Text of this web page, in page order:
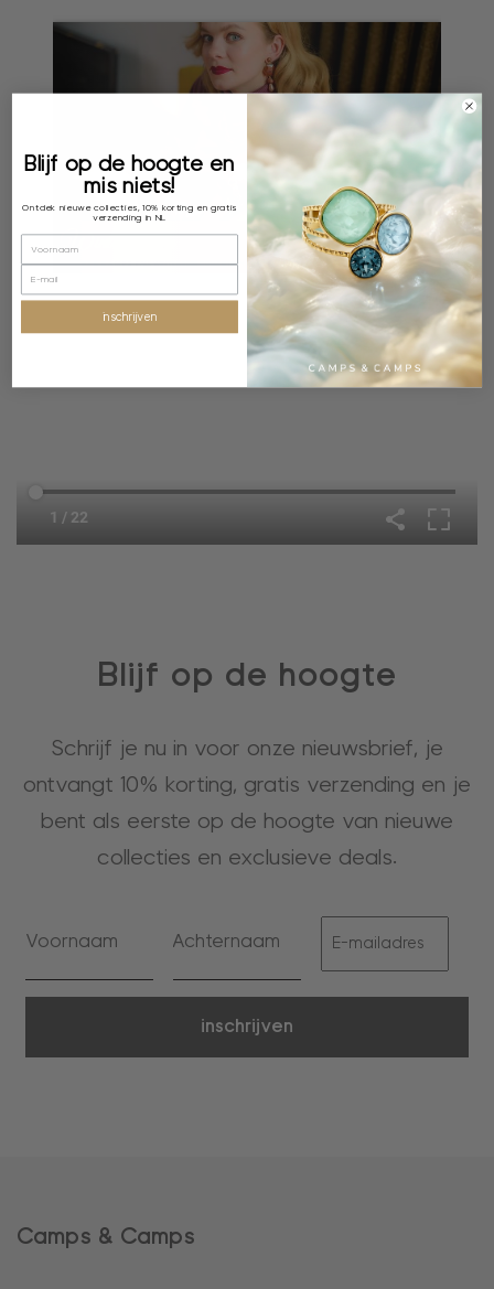
Blijf op de hoogte
Schrijf je nu in voor onze nieuwsbrief, je
ontvangt 10% korting, gratis verzending en je
bent als eerste op de hoogte van nieuwe
collecties en exclusieve deals.
inschrijven
Camps & Camps
Blijf op de hoogte en
mis niets!
Ontdek nieuwe collecties, 10% korting en gratis
verzending in NL
inschrijven